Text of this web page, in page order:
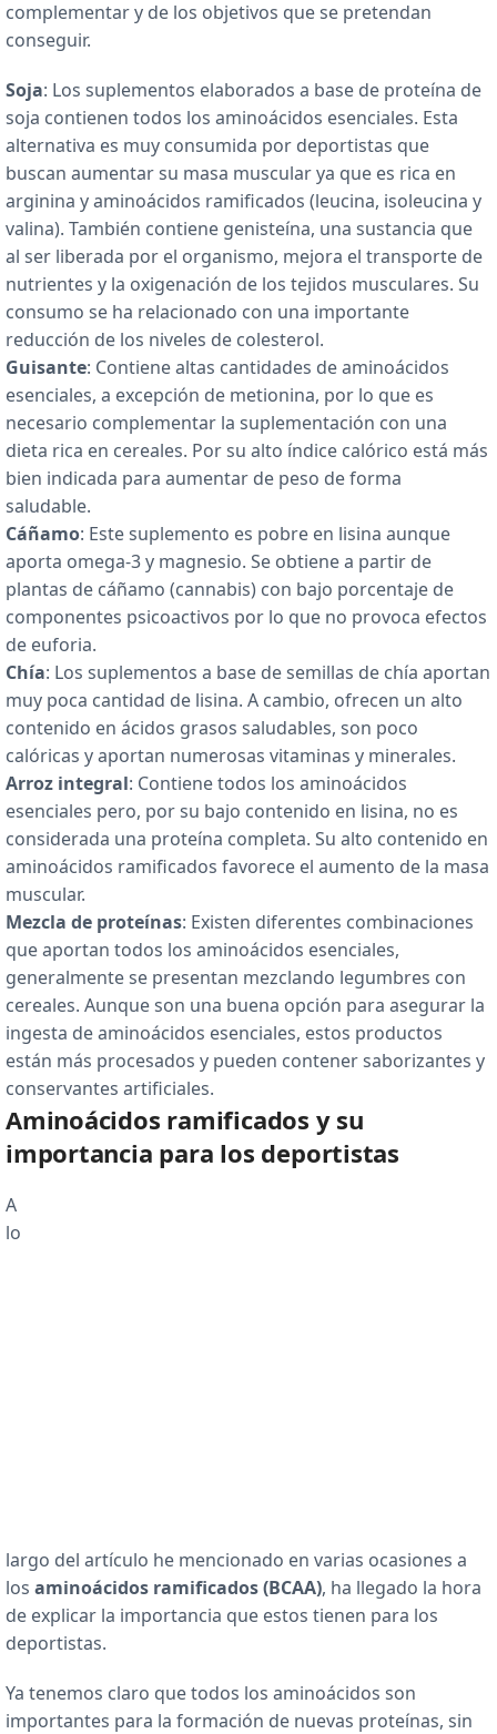
complementar y de los objetivos que se pretendan
conseguir.
Soja: Los suplementos elaborados a base de proteína de
soja contienen todos los aminoácidos esenciales. Esta
alternativa es muy consumida por deportistas que
buscan aumentar su masa muscular ya que es rica en
arginina y aminoácidos ramificados (leucina, isoleucina y
valina). También contiene genisteína, una sustancia que
al ser liberada por el organismo, mejora el transporte de
nutrientes y la oxigenación de los tejidos musculares. Su
consumo se ha relacionado con una importante
reducción de los niveles de colesterol.
Guisante: Contiene altas cantidades de aminoácidos
esenciales, a excepción de metionina, por lo que es
necesario complementar la suplementación con una
dieta rica en cereales. Por su alto índice calórico está más
bien indicada para aumentar de peso de forma
saludable.
Cáñamo: Este suplemento es pobre en lisina aunque
aporta omega-3 y magnesio. Se obtiene a partir de
plantas de cáñamo (cannabis) con bajo porcentaje de
componentes psicoactivos por lo que no provoca efectos
de euforia.
Chía: Los suplementos a base de semillas de chía aportan
muy poca cantidad de lisina. A cambio, ofrecen un alto
contenido en ácidos grasos saludables, son poco
calóricas y aportan numerosas vitaminas y minerales.
Arroz integral: Contiene todos los aminoácidos
esenciales pero, por su bajo contenido en lisina, no es
considerada una proteína completa. Su alto contenido en
aminoácidos ramificados favorece el aumento de la masa
muscular.
Mezcla de proteínas: Existen diferentes combinaciones
que aportan todos los aminoácidos esenciales,
generalmente se presentan mezclando legumbres con
cereales. Aunque son una buena opción para asegurar la
ingesta de aminoácidos esenciales, estos productos
están más procesados y pueden contener saborizantes y
conservantes artificiales.
Aminoácidos ramificados y su
importancia para los deportistas
A
lo
largo del artículo he mencionado en varias ocasiones a
los aminoácidos ramificados (BCAA), ha llegado la hora
de explicar la importancia que estos tienen para los
deportistas.
Ya tenemos claro que todos los aminoácidos son
importantes para la formación de nuevas proteínas, sin